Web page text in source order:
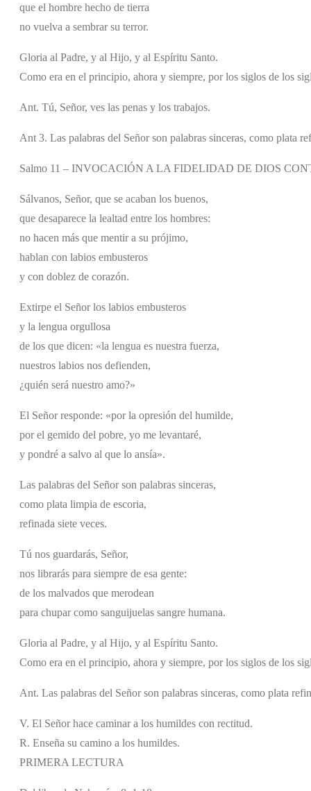
que el hombre hecho de tierra
no vuelva a sembrar su terror.
Gloria al Padre, y al Hijo, y al Espíritu Santo.
Como era en el principio, ahora y siempre, por los siglos de los
Ant. Tú, Señor, ves las penas y los trabajos.
Ant 3. Las palabras del Señor son palabras sinceras, como plata
Salmo 11 – INVOCACIÓN A LA FIDELIDAD DE DIOS
Sálvanos, Señor, que se acaban los buenos,
que desaparece la lealtad entre los hombres:
no hacen más que mentir a su prójimo,
hablan con labios embusteros
y con doblez de corazón.
Extirpe el Señor los labios embusteros
y la lengua orgullosa
de los que dicen: «la lengua es nuestra fuerza,
nuestros labios nos defienden,
¿quién será nuestro amo?»
El Señor responde: «por la opresión del humilde,
por el gemido del pobre, yo me levantaré,
y pondré a salvo al que lo ansía».
Las palabras del Señor son palabras sinceras,
como plata limpia de escoria,
refinada siete veces.
Tú nos guardarás, Señor,
nos librarás para siempre de esa gente:
de los malvados que merodean
para chupar como sanguijuelas sangre humana.
Gloria al Padre, y al Hijo, y al Espíritu Santo.
Como era en el principio, ahora y siempre, por los siglos de los
Ant. Las palabras del Señor son palabras sinceras, como plata
V. El Señor hace caminar a los humildes con rectitud.
R. Enseña su camino a los humildes.
PRIMERA LECTURA